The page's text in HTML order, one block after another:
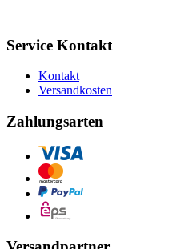
Service Kontakt
Kontakt
Versandkosten
Zahlungsarten